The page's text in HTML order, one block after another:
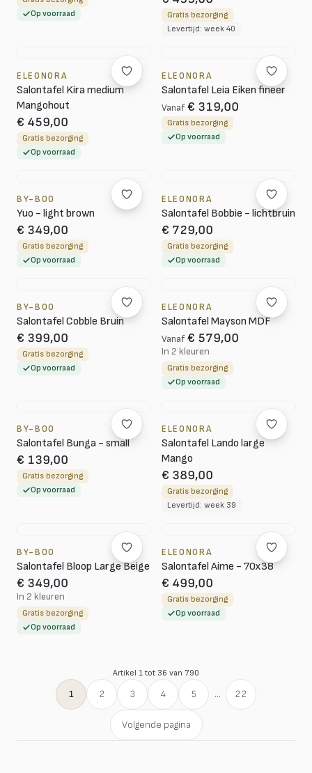
Op voorraad
Gratis bezorging
Levertijd: week 40
ELEONORA
Salontafel Kira medium
Mangohout
€ 459,00
Gratis bezorging
Op voorraad
ELEONORA
Salontafel Leia Eiken fineer
Vanaf € 319,00
Gratis bezorging
Op voorraad
BY-BOO
Yuo - light brown
€ 349,00
Gratis bezorging
Op voorraad
ELEONORA
Salontafel Bobbie - lichtbruin
€ 729,00
Gratis bezorging
Op voorraad
BY-BOO
Salontafel Cobble Bruin
€ 399,00
Gratis bezorging
Op voorraad
ELEONORA
Salontafel Mayson MDF
Vanaf € 579,00
In 2 kleuren
Gratis bezorging
Op voorraad
BY-BOO
Salontafel Bunga - small
€ 139,00
Gratis bezorging
Op voorraad
ELEONORA
Salontafel Lando large
Mango
€ 389,00
Gratis bezorging
Levertijd: week 39
BY-BOO
Salontafel Bloop Large Beige
€ 349,00
In 2 kleuren
Gratis bezorging
Op voorraad
ELEONORA
Salontafel Aime - 70x38
€ 499,00
Gratis bezorging
Op voorraad
Artikel 1 tot 36 van 790
1 2 3 4 5 ... 22
Volgende pagina